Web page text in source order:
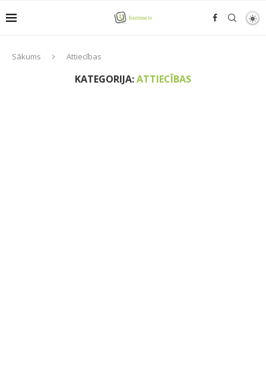
Sākums Attiecības
KATEGORIJA:ATTIECĪBAS